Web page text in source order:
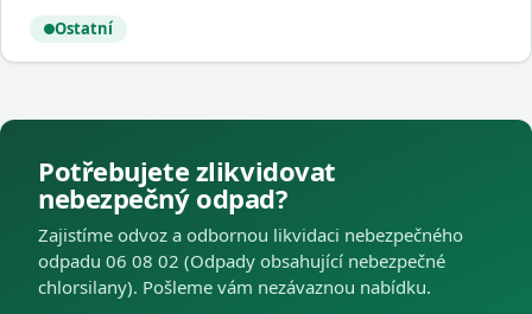
Ostatní
Potřebujete zlikvidovat
nebezpečný odpad?
Zajistíme odvoz a odbornou likvidaci nebezpečného
odpadu 06 08 02 (Odpady obsahující nebezpečné
chlorsilany). Pošleme vám nezávaznou nabídku.